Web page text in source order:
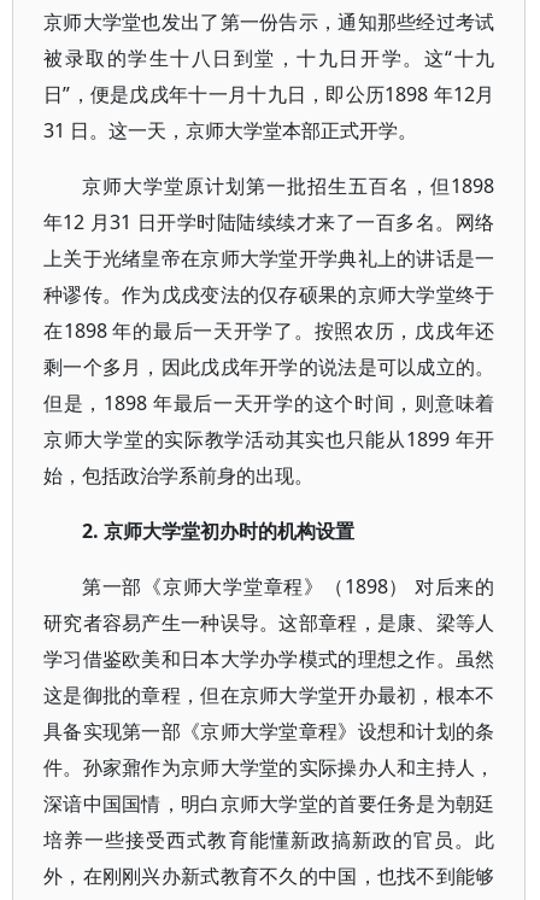
京师大学堂也发出了第一份告示，通知那些经过考试
被录取的学生十八日到堂，十九日开学。这“十九
日”，便是戊戌年十一月十九日，即公历1898 年12月
31 日。这一天，京师大学堂本部正式开学。
京师大学堂原计划第一批招生五百名，但1898
年12 月31 日开学时陆陆续续才来了一百多名。网络
上关于光绪皇帝在京师大学堂开学典礼上的讲话是一
种谬传。作为戊戌变法的仅存硕果的京师大学堂终于
在1898 年的最后一天开学了。按照农历，戊戌年还
剩一个多月，因此戊戌年开学的说法是可以成立的。
但是，1898 年最后一天开学的这个时间，则意味着
京师大学堂的实际教学活动其实也只能从1899 年开
始，包括政治学系前身的出现。
2. 京师大学堂初办时的机构设置
第一部《京师大学堂章程》（1898） 对后来的
研究者容易产生一种误导。这部章程，是康、梁等人
学习借鉴欧美和日本大学办学模式的理想之作。虽然
这是御批的章程，但在京师大学堂开办最初，根本不
具备实现第一部《京师大学堂章程》设想和计划的条
件。孙家鼐作为京师大学堂的实际操办人和主持人，
深谙中国国情，明白京师大学堂的首要任务是为朝廷
培养一些接受西式教育能懂新政搞新政的官员。此
外，在刚刚兴办新式教育不久的中国，也找不到能够